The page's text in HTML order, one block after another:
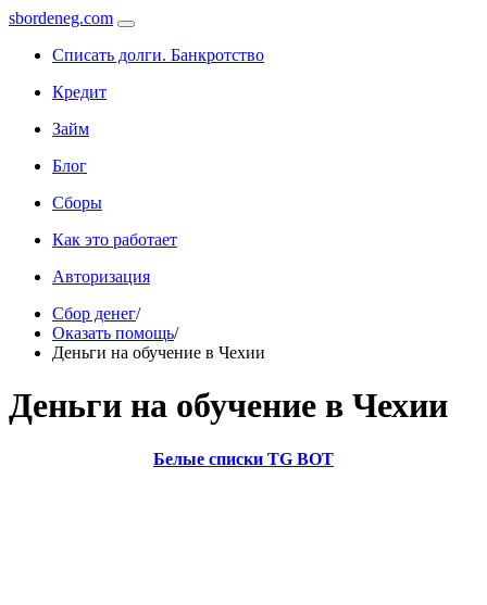
sbordeneg.com
Списать долги. Банкротство
Кредит
Займ
Блог
Сборы
Как это работает
Авторизация
Сбор денег/
Оказать помощь/
Деньги на обучение в Чехии
Деньги на обучение в Чехии
Белые списки TG BOT